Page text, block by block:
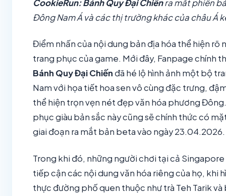
CookieRun: Bánh Quy Đại Chiếnra mắt phiên
Đông Nam Á và các thị trường khác của châu Á
Điểm nhấn của nội dung bản địa hóa thể hiện rõ
trang phục của game. Mới đây, Fanpage chính
Bánh Quy Đại Chiến đã hé lộ hình ảnh một bộ
Nam với họa tiết hoa sen vô cùng đặc trưng,
thể hiện trọn vẹn nét đẹp văn hóa phương
phục giàu bản sắc này cũng sẽ chính thức có
giai đoạn ra mắt bản beta vào ngày 23.04.2026.
Trong khi đó, những người chơi tại cả Singapore
tiếp cận các nội dung văn hóa riêng của họ, khi
thực đường phố quen thuộc như trà Teh Tarik